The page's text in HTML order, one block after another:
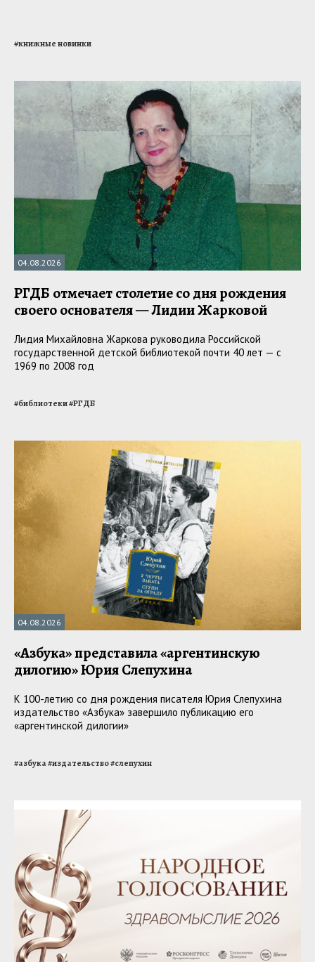
#книжные новинки
04.08.2026
РГДБ отмечает столетие со дня рождения
своего основателя — Лидии Жарковой
Лидия Михайловна Жаркова руководила Российской
государственной детской библиотекой почти 40 лет — с
1969 по 2008 год
#библиотеки#РГДБ
04.08.2026
«Азбука» представила «аргентинскую
дилогию» Юрия Слепухина
К 100-летию со дня рождения писателя Юрия Слепухина
издательство «Азбука» завершило публикацию его
«аргентинской дилогии»
#азбука#издательство#слепухин